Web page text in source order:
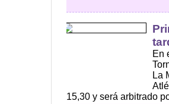
En
La
15,30 y será arbitrado